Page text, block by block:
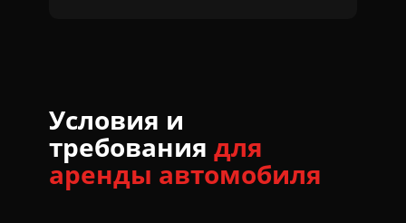
Условия и
требования для
аренды автомобиля